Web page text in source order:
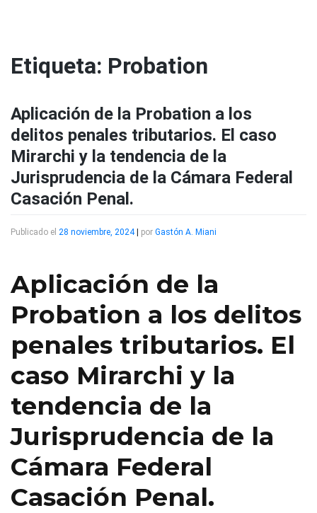
Etiqueta: Probation
Aplicación de la Probation a los
delitos penales tributarios. El caso
Mirarchi y la tendencia de la
Jurisprudencia de la Cámara Federal
Casación Penal.
Publicado el 28 noviembre, 2024| por Gastón A. Miani
Aplicación de la
Probation a los delitos
penales tributarios. El
caso Mirarchi y la
tendencia de la
Jurisprudencia de la
Cámara Federal
Casación Penal.